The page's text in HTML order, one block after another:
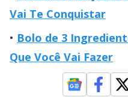
Vai Te Conquistar
Bolo de 3
Que Você Vai Fazer